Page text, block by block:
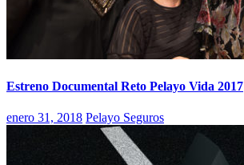
Estreno Documental Reto Pelayo Vida 2017
enero 31, 2018 Pelayo Seguros